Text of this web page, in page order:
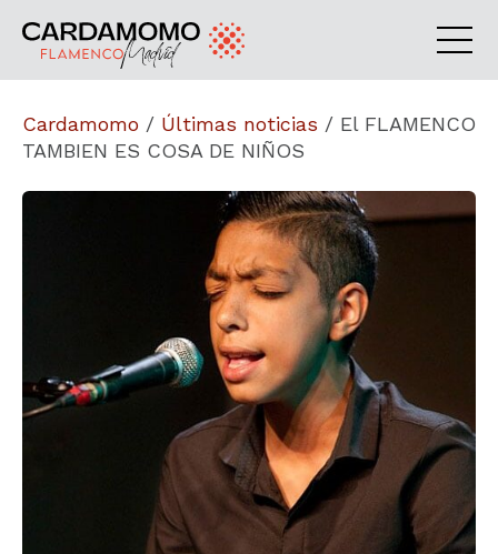
Cardamomo / Últimas noticias / El FLAMENCO
TAMBIEN ES COSA DE NIÑOS